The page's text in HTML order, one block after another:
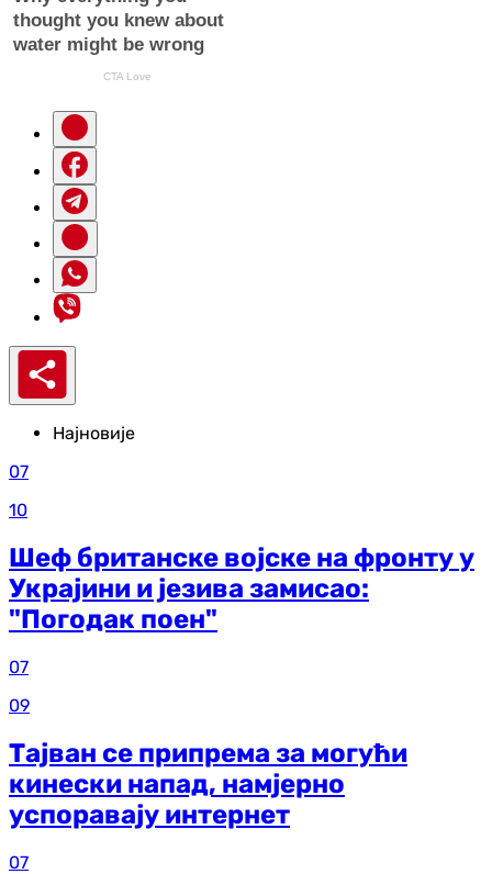
Најновије
07
10
Шеф британске војске на фронту у
Украјини и језива замисао:
"Погодак поен"
07
09
Тајван се припрема за могући
кинески напад, намјерно
успоравају интернет
07